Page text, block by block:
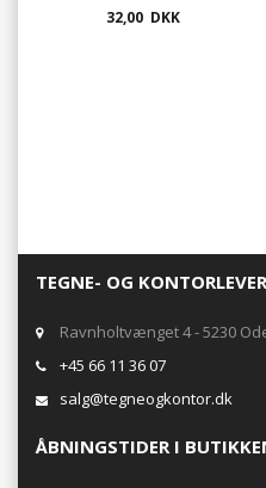
32,00 DKK
TEGNE- OG
Ravnholtvænget 4 - 5230
+45 66 11 36 07
salg@tegneogkontor.dk
ÅBNINGSTIDER I